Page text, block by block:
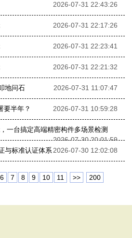
2026-07-31 22:43:26
2026-07-31 22:17:26
2026-07-31 22:23:41
2026-07-31 22:21:32
地问石 2026-07-31 11:07:47
要半年？ 2026-07-31 10:59:28
一台搞定高端精密构件多场景检测
2026-07-30 20:01:59
与标准认证体系 2026-07-30 12:02:08
6 7 8 9 10 11 >> 200